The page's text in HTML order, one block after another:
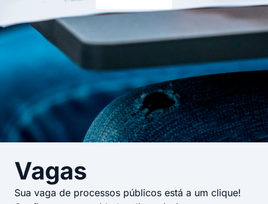
Vagas
Sua vaga de processos públicos está a um clique!